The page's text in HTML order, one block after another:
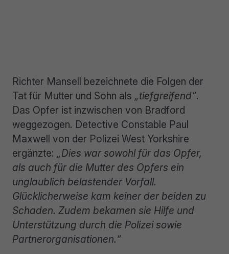
Richter Mansell bezeichnete die Folgen der
Tat für Mutter und Sohn als „tiefgreifend“.
Das Opfer ist inzwischen von Bradford
weggezogen. Detective Constable Paul
Maxwell von der Polizei West Yorkshire
ergänzte: „Dies war sowohl für das Opfer,
als auch für die Mutter des Opfers ein
unglaublich belastender Vorfall.
Glücklicherweise kam keiner der beiden zu
Schaden. Zudem bekamen sie Hilfe und
Unterstützung durch die Polizei sowie
Partnerorganisationen.“